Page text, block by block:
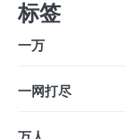
标签
一万
一网打尽